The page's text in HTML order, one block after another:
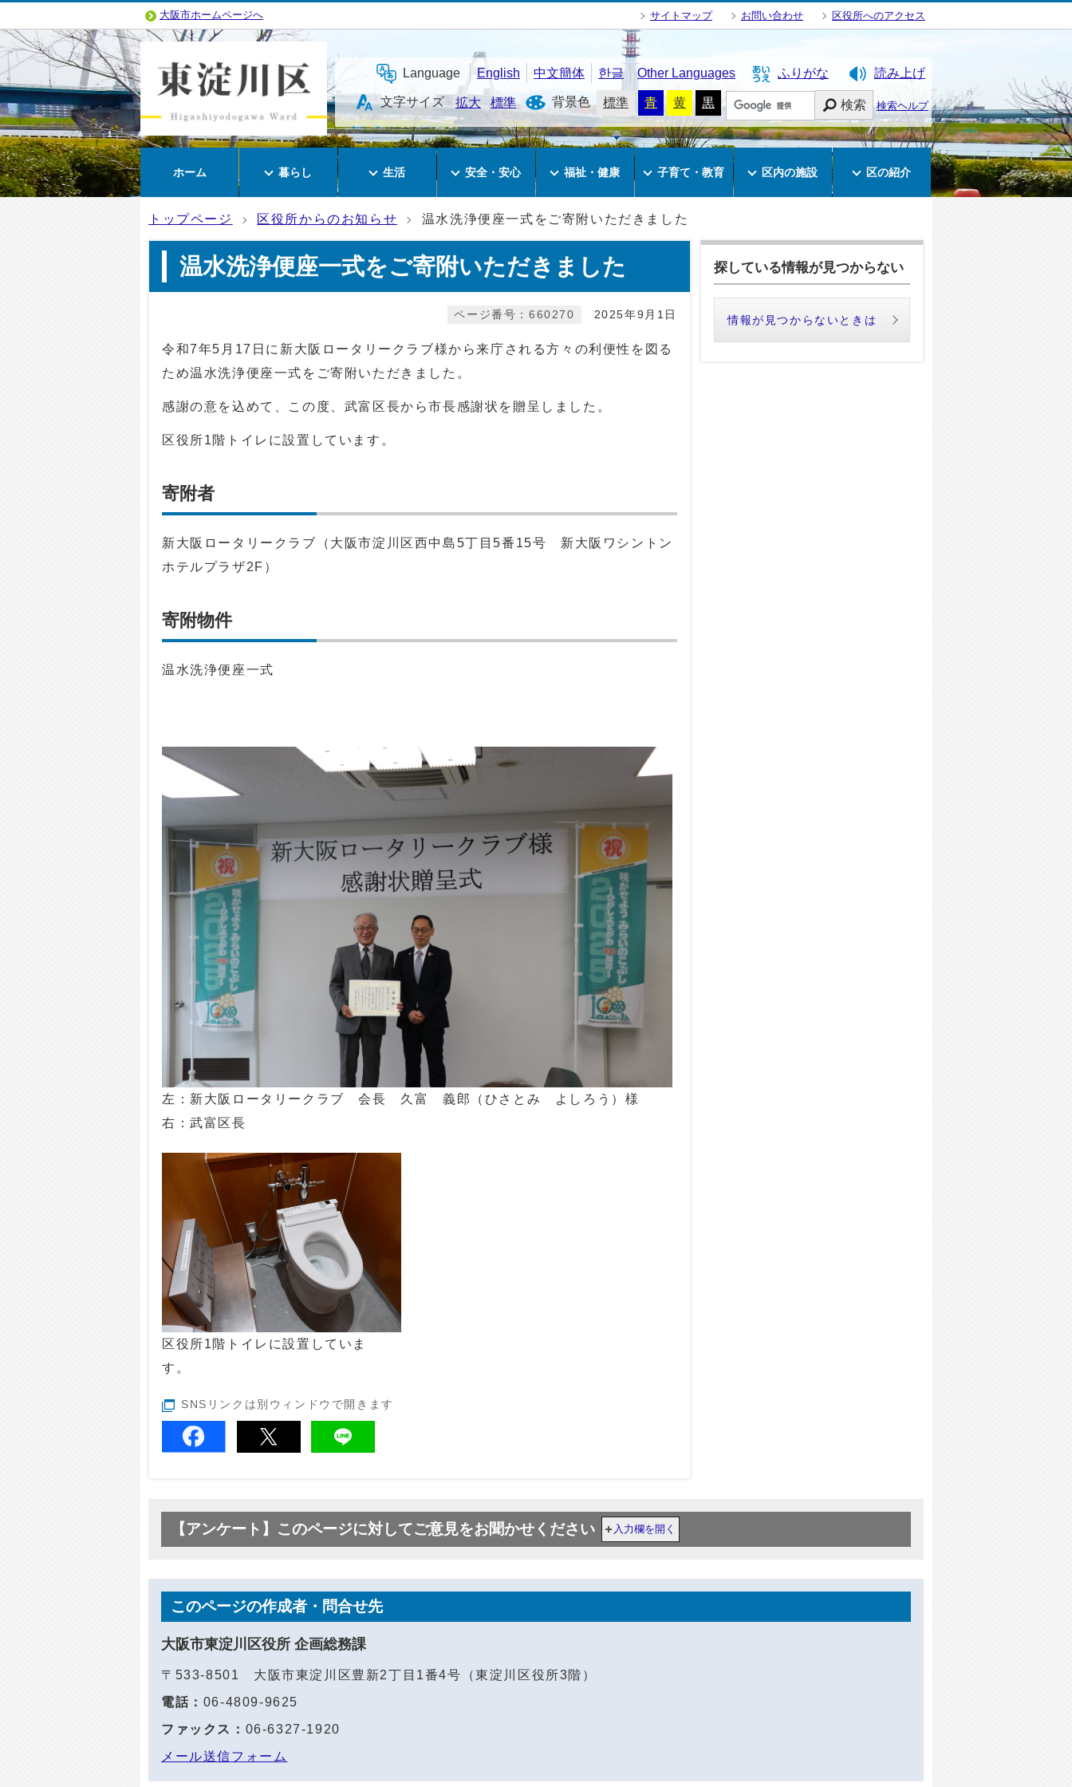
大阪市ホームページへ サイトマップ お問い合わせ 区役所へのアクセス
Language English 中文簡体 한글 Other Languages ふりがな 読み上げ
文字サイズ 拡大 標準 背景色 標準 青 黄 黒 検索 検索ヘルプ
ホーム 暮らし 生活 安全・安心 福祉・健康 子育て・教育 区内の施設 区の紹介
トップページ 区役所からのお知らせ 温水洗浄便座一式をご寄附いただきました
温水洗浄便座一式をご寄附いただきました
2025年9月1日
ページ番号：660270
令和7年5月17日に新大阪ロータリークラブ様から来庁される方々の利便性を図る
ため温水洗浄便座一式をご寄附いただきました。
感謝の意を込めて、この度、武富区長から市長感謝状を贈呈しました。
区役所1階トイレに設置しています。
寄附者
新大阪ロータリークラブ（大阪市淀川区西中島5丁目5番15号 新大阪ワシントン
ホテルプラザ2F）
寄附物件
温水洗浄便座一式
左：新大阪ロータリークラブ 会長 久富 義郎（ひさとみ よしろう）様
右：武富区長
区役所1階トイレに設置していま
す。
SNSリンクは別ウィンドウで開きます
探している情報が見つからない
情報が見つからないときは
【アンケート】このページに対してご意見をお聞かせください 入力欄を開く
このページの作成者・問合せ先
大阪市東淀川区役所 企画総務課
〒533-8501 大阪市東淀川区豊新2丁目1番4号（東淀川区役所3階）
電話： 06-4809-9625
ファックス： 06-6327-1920
メール送信フォーム